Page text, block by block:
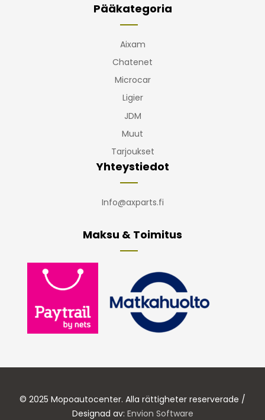
Pääkategoria
Aixam
Chatenet
Microcar
Ligier
JDM
Muut
Tarjoukset
Yhteystiedot
Info@axparts.fi
Maksu & Toimitus
© 2025 Mopoautocenter. Alla rättigheter reserverade /
Designad av: Envion Software